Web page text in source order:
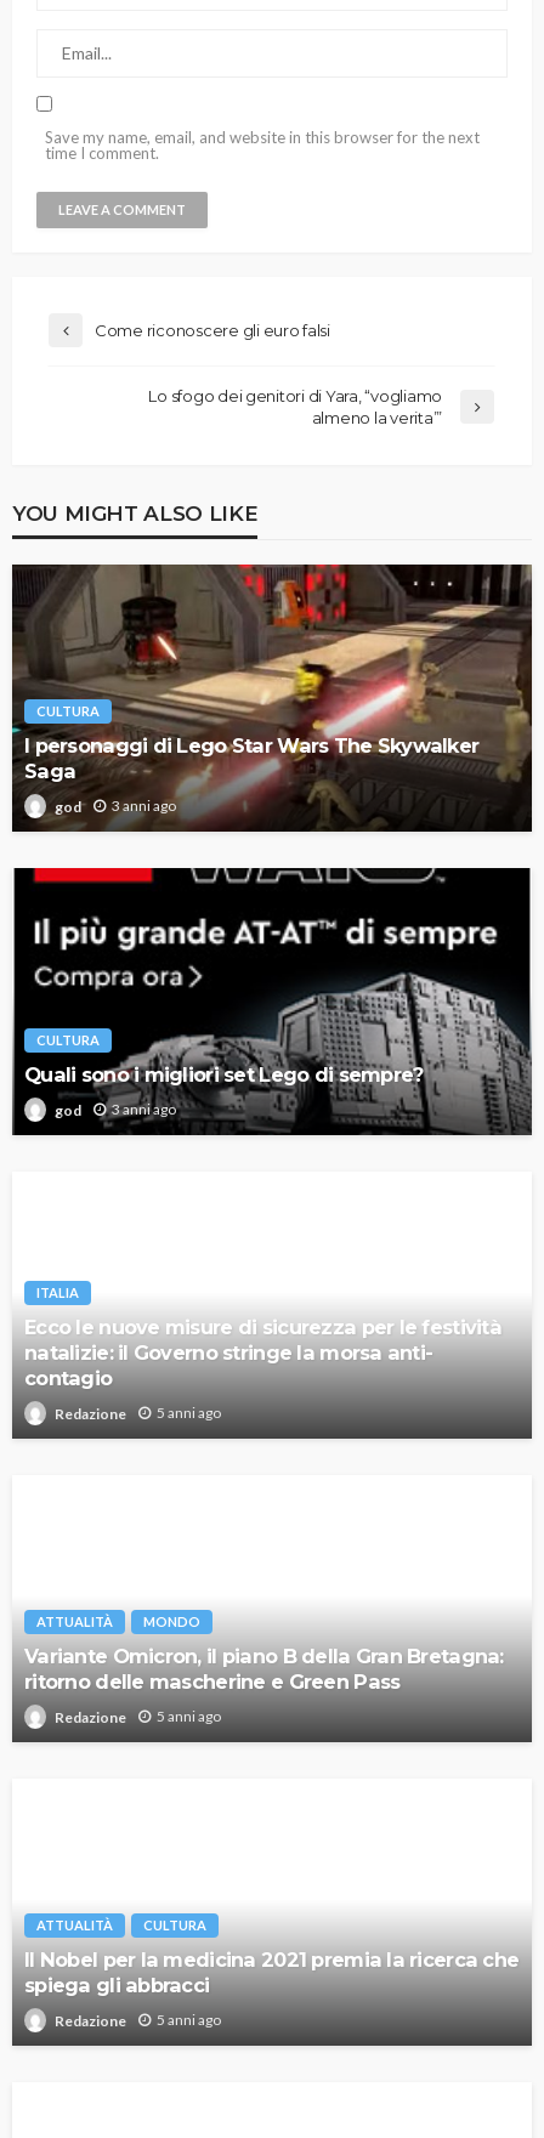
Save my name, email, and website in this browser for the next
time I comment.
Come riconoscere gli euro falsi
Lo sfogo dei genitori di Yara, “vogliamo
almeno la verita’”
YOU MIGHT ALSO LIKE
CULTURA
I personaggi di Lego Star Wars The Skywalker
Saga
god 3 anni ago
CULTURA
Quali sono i migliori set Lego di sempre?
god 3 anni ago
ITALIA
Ecco le nuove misure di sicurezza per le festività
natalizie: il Governo stringe la morsa anti-
contagio
Redazione 5 anni ago
ATTUALITÀ MONDO
Variante Omicron, il piano B della Gran Bretagna:
ritorno delle mascherine e Green Pass
Redazione 5 anni ago
ATTUALITÀ CULTURA
Il Nobel per la medicina 2021 premia la ricerca che
spiega gli abbracci
Redazione 5 anni ago